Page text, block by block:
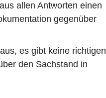
allen Antworten einen
gegenüber
es gibt keine richtigen
den Sachstand in